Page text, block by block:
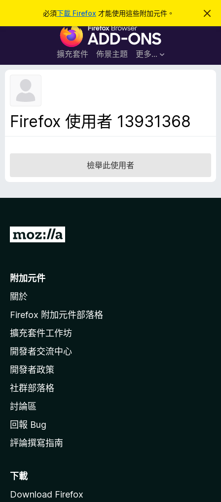
必須下載 Firefox 才能使用這些附加元件。
忽
此
F
r
e
瀏
加
元
擴充套件 佈景主題 更多…
登入
Firefox 使用者 13931368
檢舉此使用者
前
o
i
l
a
官
網
附加元件
關於
Firefox 附加元件部落格
擴充套件工作坊
開發者交流中心
開發者政策
社群部落格
討論區
回報 Bug
評論撰寫指南
下載
Download Firefox